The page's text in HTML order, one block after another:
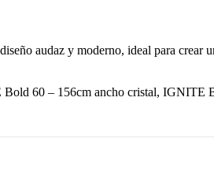
audaz y moderno, ideal para crear
60 – 156cm ancho cristal, IGNITE